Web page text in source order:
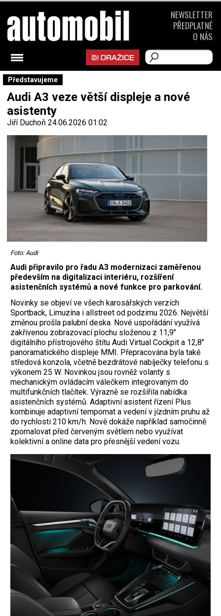
Představujeme
Audi A3 veze větší displeje a nové
asistenty
Jiří Duchoň 24.06.2026 01:02
Foto: Audi
Audi připravilo pro řadu A3 modernizaci zaměřenou
především na digitalizaci interiéru, rozšíření
asistenčních systémů a nové funkce pro parkování.
Novinky se objeví ve všech karosářských verzích
Sportback, Limuzína i allstreet od podzimu 2026. Největší
změnou prošla palubní deska. Nové uspořádání využívá
zakřivenou zobrazovací plochu složenou z 11,9"
digitálního přístrojového štítu Audi Virtual Cockpit a 12,8"
panoramatického displeje MMI. Přepracována byla také
středová konzola, včetně bezdrátové nabíječky telefonu s
výkonem 25 W. Novinkou jsou rovněž volanty s
mechanickým ovládacím válečkem integrovaným do
multifunkčních tlačítek. Výrazně se rozšířila nabídka
asistenčních systémů. Adaptivní asistent řízení Plus
kombinuje adaptivní tempomat a vedení v jízdním pruhu až
do rychlosti 210 km/h. Nově dokáže například samočinně
zpomalovat před červeným světlem nebo využívat
kolektivní a online data pro přesnější vedení vozu.
NEWSLETTER
PŘEDPLATNÉ
O NÁS